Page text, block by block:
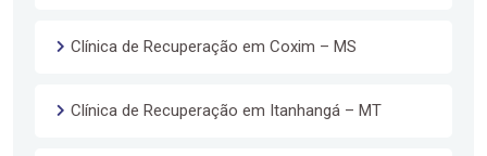
Clínica de Recuperação em Coxim – MS
Clínica de Recuperação em Itanhangá – MT